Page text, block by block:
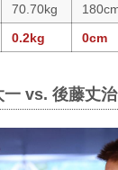
70.70kg
0.2kg 0cm
vs. 後藤丈治